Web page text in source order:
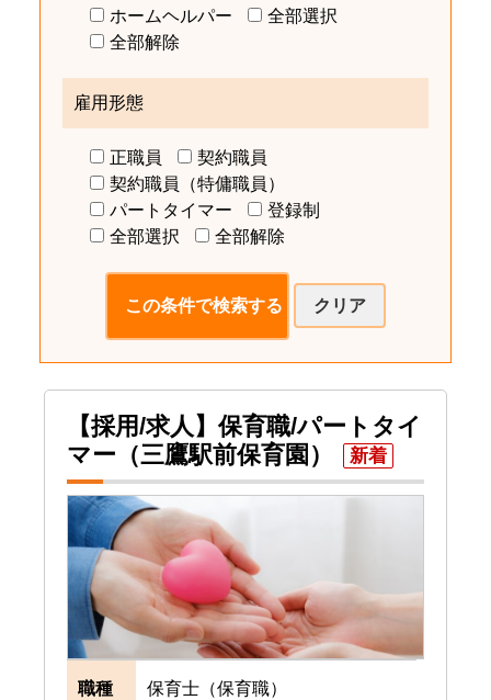
ホームヘルパー
全部選択
全部解除
雇用形態
正職員
契約職員
契約職員（特傭職員）
パートタイマー
登録制
全部選択
全部解除
クリア
【採用/求人】保育職/パートタイ
マー（三鷹駅前保育園）
新着
職種 保育士（保育職）